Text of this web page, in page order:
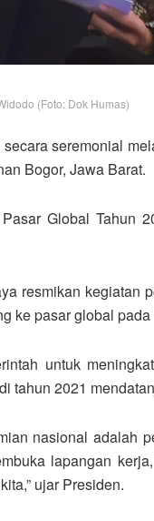
(Foto: Dok Humas)
seremonial
Bogor, Jawa Barat.
Global Tahun
resmikan kegiatan
ke pasar global pada
untuk
tahun 2021
nasional adalah
lapangan
ujar Presiden.